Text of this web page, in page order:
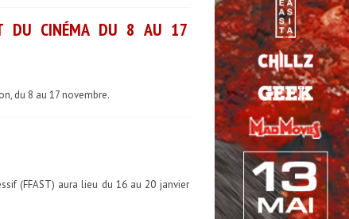
DU CINÉMA DU 8 AU 17
du 8 au 17 novembre.
(FFAST) aura lieu du 16 au 20 janvier